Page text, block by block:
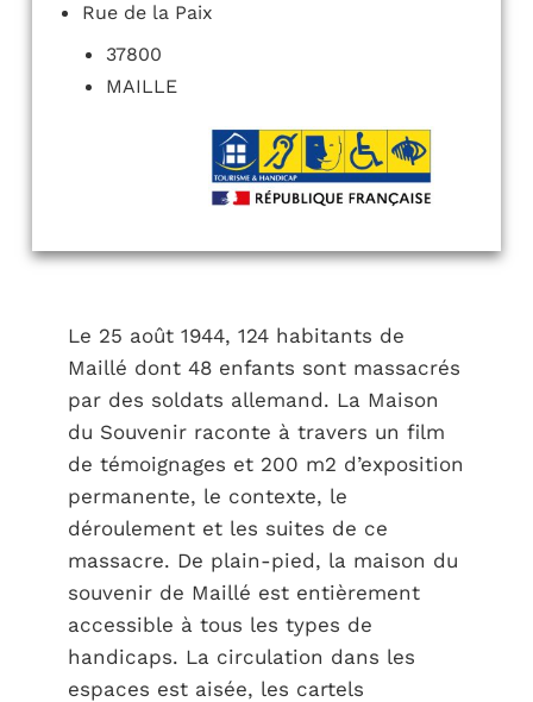
Rue de la Paix
37800
MAILLE
Le 25 août 1944, 124 habitants de
Maillé dont 48 enfants sont massacrés
par des soldats allemand. La Maison
du Souvenir raconte à travers un film
de témoignages et 200 m2 d’exposition
permanente, le contexte, le
déroulement et les suites de ce
massacre. De plain-pied, la maison du
souvenir de Maillé est entièrement
accessible à tous les types de
handicaps. La circulation dans les
espaces est aisée, les cartels